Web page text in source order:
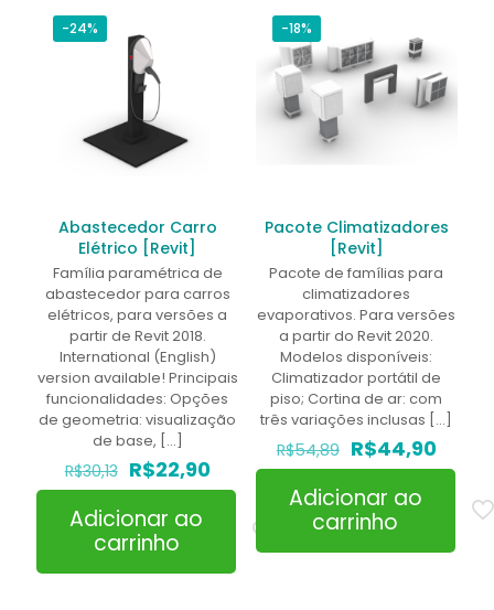
-24%
Abastecedor Carro
Elétrico [Revit]
Família paramétrica de
abastecedor para carros
elétricos, para versões a
partir de Revit 2018.
International (English)
version available! Principais
funcionalidades: Opções
de geometria: visualização
de base, […]
R$30,13 O
preço
original
era:
R$30,13.
R$22,90O
preço
R$22,90.
Adicionar ao
carrinho
-18%
Pacote Climatizadores
[Revit]
Pacote de famílias para
climatizadores
evaporativos. Para versões
a partir do Revit 2020.
Modelos disponíveis:
Climatizador portátil de
piso; Cortina de ar: com
três variações inclusas […]
R$54,89 O
preço
original
era:
R$54,89.
R$44,90O
preço
Adicionar ao
carrinho